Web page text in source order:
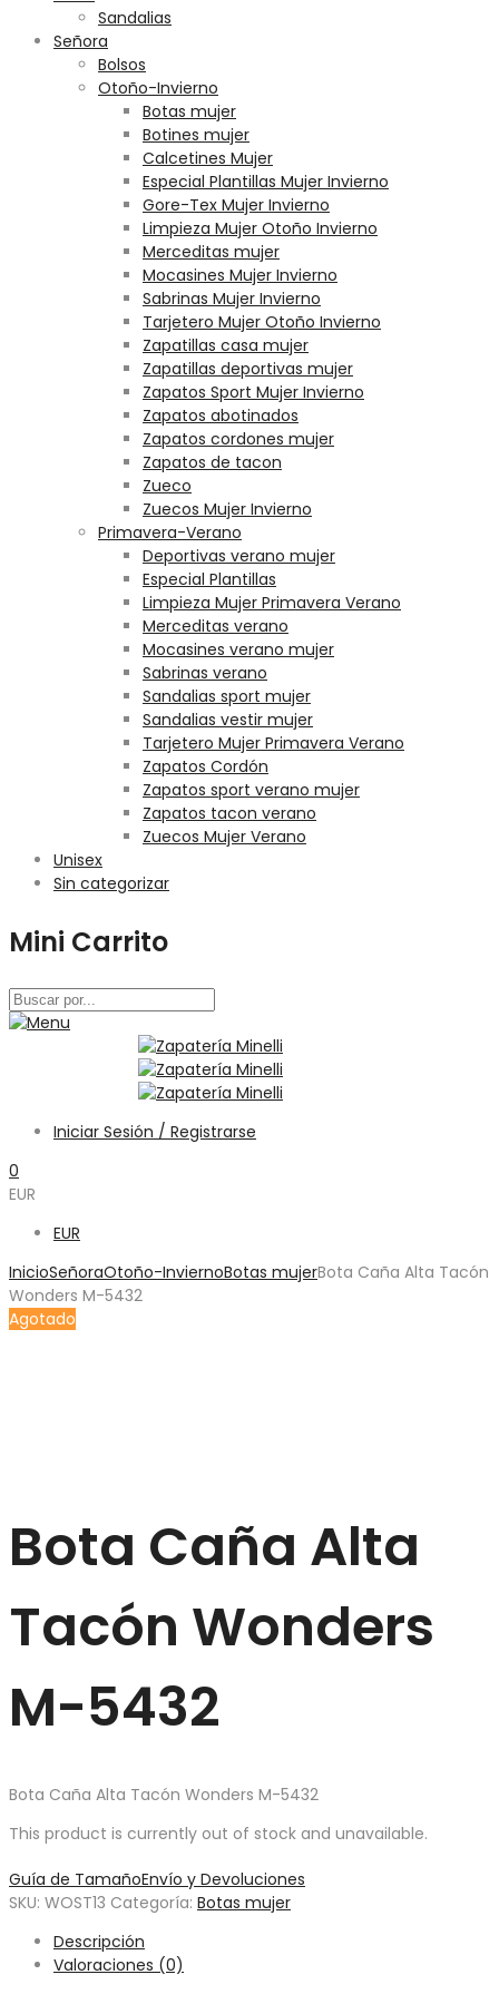
Sandalias
Señora
Bolsos
Otoño-Invierno
Botas mujer
Botines mujer
Calcetines Mujer
Especial Plantillas Mujer Invierno
Gore-Tex Mujer Invierno
Limpieza Mujer Otoño Invierno
Merceditas mujer
Mocasines Mujer Invierno
Sabrinas Mujer Invierno
Tarjetero Mujer Otoño Invierno
Zapatillas casa mujer
Zapatillas deportivas mujer
Zapatos Sport Mujer Invierno
Zapatos abotinados
Zapatos cordones mujer
Zapatos de tacon
Zueco
Zuecos Mujer Invierno
Primavera-Verano
Deportivas verano mujer
Especial Plantillas
Limpieza Mujer Primavera Verano
Merceditas verano
Mocasines verano mujer
Sabrinas verano
Sandalias sport mujer
Sandalias vestir mujer
Tarjetero Mujer Primavera Verano
Zapatos Cordón
Zapatos sport verano mujer
Zapatos tacon verano
Zuecos Mujer Verano
Unisex
Sin categorizar
Mini Carrito
Iniciar Sesión / Registrarse
0
EUR
EUR
InicioSeñoraOtoño-InviernoBotas mujerBota Caña Alta Tacón
Wonders M-5432
Agotado
Bota Caña Alta
Tacón Wonders
M-5432
Bota Caña Alta Tacón Wonders M-5432
This product is currently out of stock and unavailable.
Guía de TamañoEnvío y Devoluciones
SKU: WOST13 Categoría: Botas mujer
Descripción
Valoraciones (0)